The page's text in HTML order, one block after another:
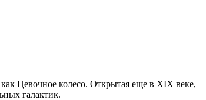
Цевочное колесо. Открытая еще в XIX веке,
галактик.